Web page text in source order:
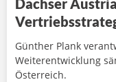
Günther Plank
Weiterentwicklung
Österreich.